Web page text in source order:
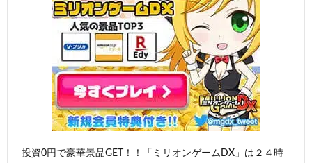
投資0円で豪華景品GET！！「ミリオンゲームDX」は２４時